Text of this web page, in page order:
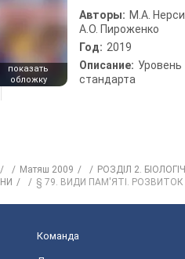
показать
обложку
Авторы: М.А.
А.О. Пироженко
Год: 2019
Описание: Уровень
стандарта
Матяш 2009
РОЗДІЛ 2.
§ 79. ВИДИ ПАМ'ЯТІ. РОЗВИТОК
Команда